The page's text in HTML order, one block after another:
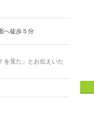
へ徒歩５分
を見た」とお伝えいた